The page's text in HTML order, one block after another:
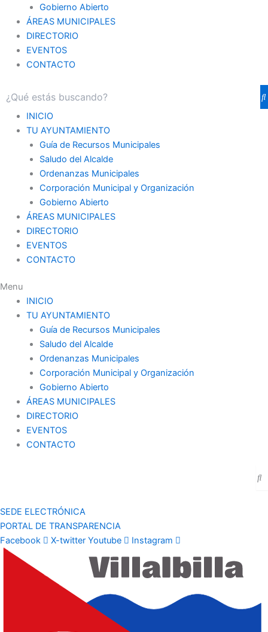
Gobierno Abierto
ÁREAS MUNICIPALES
DIRECTORIO
EVENTOS
CONTACTO
INICIO
TU AYUNTAMIENTO
Guía de Recursos Municipales
Saludo del Alcalde
Ordenanzas Municipales
Corporación Municipal y Organización
Gobierno Abierto
ÁREAS MUNICIPALES
DIRECTORIO
EVENTOS
CONTACTO
Menu
INICIO
TU AYUNTAMIENTO
Guía de Recursos Municipales
Saludo del Alcalde
Ordenanzas Municipales
Corporación Municipal y Organización
Gobierno Abierto
ÁREAS MUNICIPALES
DIRECTORIO
EVENTOS
CONTACTO
SEDE ELECTRÓNICA
PORTAL DE TRANSPARENCIA
Facebook
X-twitter Youtube Instagram